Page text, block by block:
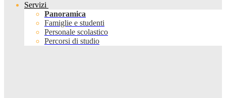
Servizi
Panoramica
Famiglie e studenti
Personale scolastico
Percorsi di studio